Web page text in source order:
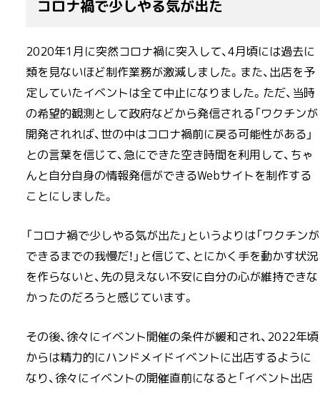
コロナ禍で少しやる気が出た
2020年1月に突然コロナ禍に突入して、4月頃には過去に
類を見ないほど制作業務が激減しました。また、出店を予
定していたイベントは全て中止になりました。ただ、当時
の希望的観測として政府などから発信される「ワクチンが
開発されれば、世の中はコロナ禍前に戻る可能性がある」
との言葉を信じて、急にできた空き時間を利用して、ちゃ
んと自分自身の情報発信ができるWebサイトを制作する
ことにしました。
「コロナ禍で少しやる気が出た」というよりは「ワクチンが
できるまでの我慢だ！」と信じて、とにかく手を動かす状況
を作らないと、先の見えない不安に自分の心が維持できな
かったのだろうと感じています。
その後、徐々にイベント開催の条件が緩和され、2022年頃
からは精力的にハンドメイドイベントに出店するように
なり、徐々にイベントの開催直前になると「イベント出店